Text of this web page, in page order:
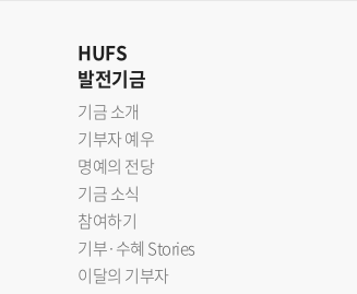
HUFS
발전기금
기금 소개
기부자 예우
명예의 전당
기금 소식
참여하기
기부·수혜 Stories
이달의 기부자